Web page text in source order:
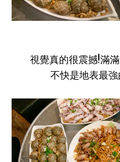
視覺真的很震撼!滿
不快是地表最